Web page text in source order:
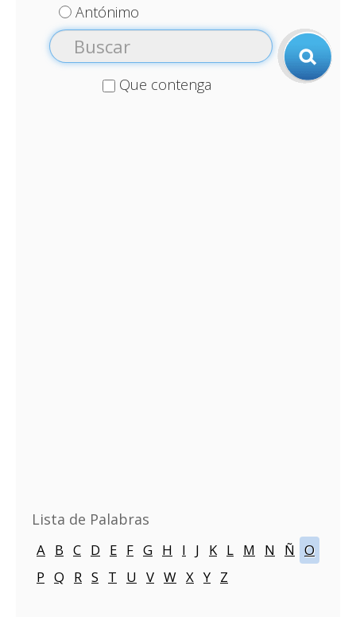
Antónimo
Que contenga
Lista de Palabras
A B C D E F G H I J K L M N Ñ O
P Q R S T U V W X Y Z